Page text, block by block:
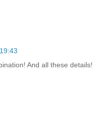
And all these details!